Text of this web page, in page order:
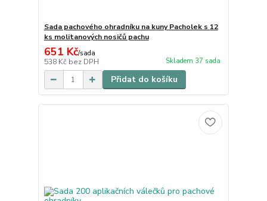
Sada pachového ohradníku na kuny Pacholek s 12
ks molitanových nosičů pachu
651 Kč/sada
538 Kč bez DPH Skladem 37 sada
Přidat do košíku